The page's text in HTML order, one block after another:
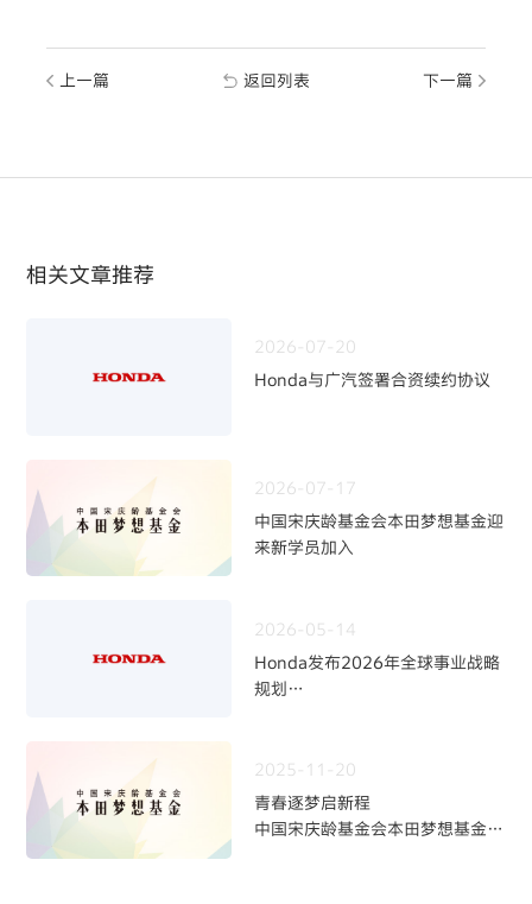
上一篇 返回列表 下一篇
相关文章推荐
2026-07-20
Honda与广汽签署合资续约协议
2026-07-17
中国宋庆龄基金会本田梦想基金迎
来新学员加入
2026-05-14
Honda发布2026年全球事业战略
规划
2025-11-20
青春逐梦启新程
中国宋庆龄基金会本田梦想基金第